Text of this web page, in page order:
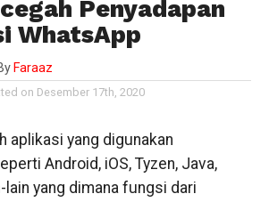
Penyadapan
WhatsApp
Faraaz
on Desember 17th, 2020
aplikasi yang digunakan
Android, iOS, Tyzen, Java,
lain yang dimana fungsi dari